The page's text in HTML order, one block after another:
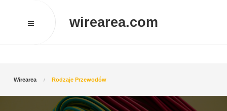
wirearea.com
Wirearea Rodzaje Przewodów